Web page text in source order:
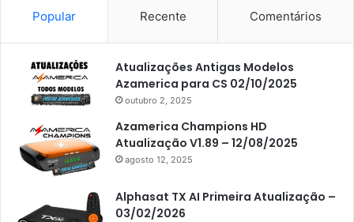
Americabox S105
Americabox S105 Plus
Americabox S205
Americabox S205 Plus
Americabox S305 Plus
Artcom
Athomics
Popular Recente Comentários
Atualizações Antigas Modelos
Azamerica para CS 02/10/2025
outubro 2, 2025
Azamerica Champions HD
Atualização V1.89 – 12/08/2025
agosto 12, 2025
Alphasat TX AI Primeira Atualização –
03/02/2026